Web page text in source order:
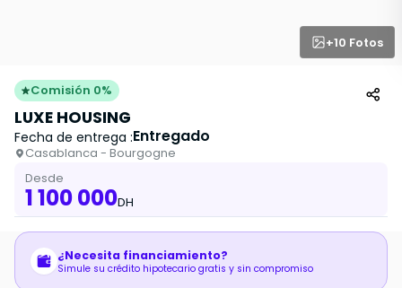
+10 Fotos
Comisión 0%
LUXE HOUSING
Fecha de entrega :Entregado
Casablanca - Bourgogne
Desde
1 100 000DH
¿Necesita financiamiento?
Simule su crédito hipotecario gratis y sin compromiso